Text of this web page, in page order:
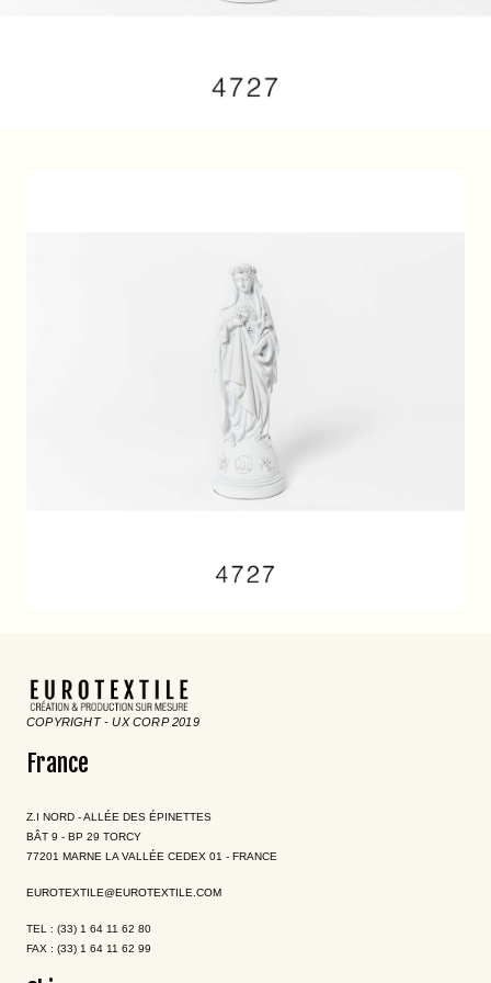
COPYRIGHT - UX CORP 2019
France
Z.I NORD - ALLÉE DES ÉPINETTES
BÂT 9 - BP 29 TORCY
77201 MARNE LA VALLÉE CEDEX 01 - FRANCE
EUROTEXTILE@EUROTEXTILE.COM
TEL : (33) 1 64 11 62 80
FAX : (33) 1 64 11 62 99